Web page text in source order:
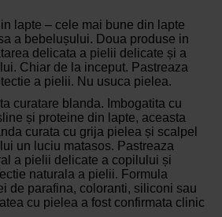
lapte – cele mai bune din lapte
a bebelușului. Doua produse in
delicata a pielii delicate și a
Chiar de la inceput. Pastreaza
a pielii. Nu usuca pielea.
curatare blanda. Imbogatita cu
și proteine din lapte, aceasta
curata cu grija pielea și scalpel
un luciu matasos. Pastreaza
a pielii delicate a copilului și
naturala a pielii. Formula
de parafina, coloranti, siliconi sau
cu pielea a fost confirmata clinic